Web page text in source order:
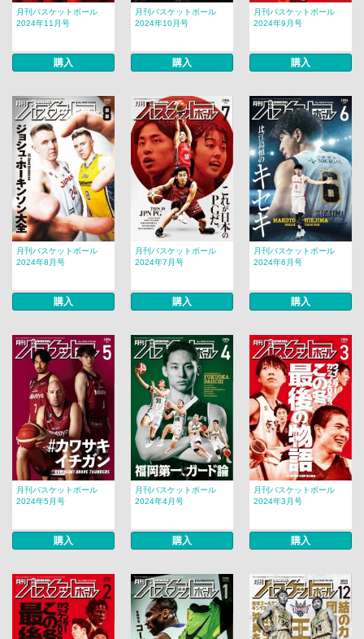
月刊バスケットボール
2024年11月号
購入
月刊バスケットボール
2024年10月号
購入
月刊バスケットボール
2024年9月号
購入
月刊バスケットボール
2024年8月号
購入
月刊バスケットボール
2024年7月号
購入
月刊バスケットボール
2024年6月号
購入
月刊バスケットボール
2024年5月号
購入
月刊バスケットボール
2024年4月号
購入
月刊バスケットボール
2024年3月号
購入